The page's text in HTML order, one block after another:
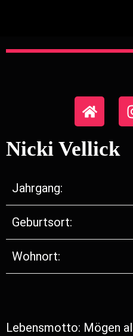
Nicki Vellick
Jahrgang:
Geburtsort:
Wohnort:
Lebensmotto: Mögen